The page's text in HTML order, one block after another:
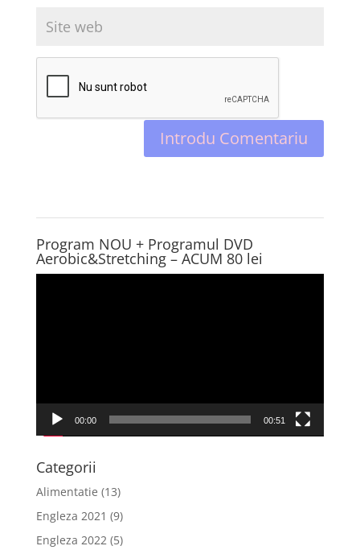
Program NOU + Programul DVD
Aerobic&Stretching – ACUM 80 lei
00:00 00:51
Categorii
Alimentatie (13)
Engleza 2021 (9)
Engleza 2022(5)